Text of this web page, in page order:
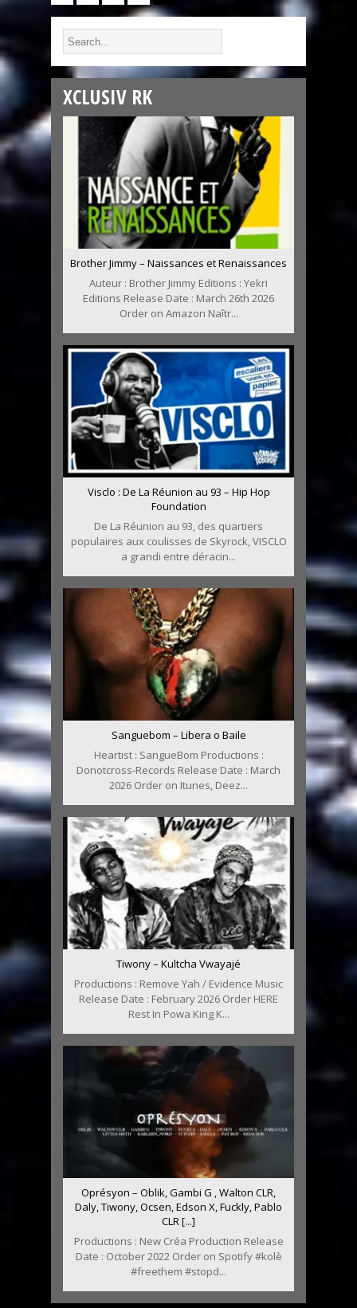
XCLUSIV RK
Brother Jimmy – Naissances et Renaissances
Auteur : Brother Jimmy Editions : Yekri
Editions Release Date : March 26th 2026
Order on Amazon Naîtr...
Visclo : De La Réunion au 93 – Hip Hop
Foundation
De La Réunion au 93, des quartiers
populaires aux coulisses de Skyrock, VISCLO
a grandi entre déracin...
Sanguebom – Libera o Baile
Heartist : SangueBom Productions :
Donotcross-Records Release Date : March
2026 Order on Itunes, Deez...
Tiwony – Kultcha Vwayajé
Productions : Remove Yah / Evidence Music
Release Date : February 2026 Order HERE
Rest In Powa King K...
Oprésyon – Oblik, Gambi G , Walton CLR,
Daly, Tiwony, Ocsen, Edson X, Fuckly, Pablo
CLR [...]
Productions : New Créa Production Release
Date : October 2022 Order on Spotify #kolè
#freethem #stopd...